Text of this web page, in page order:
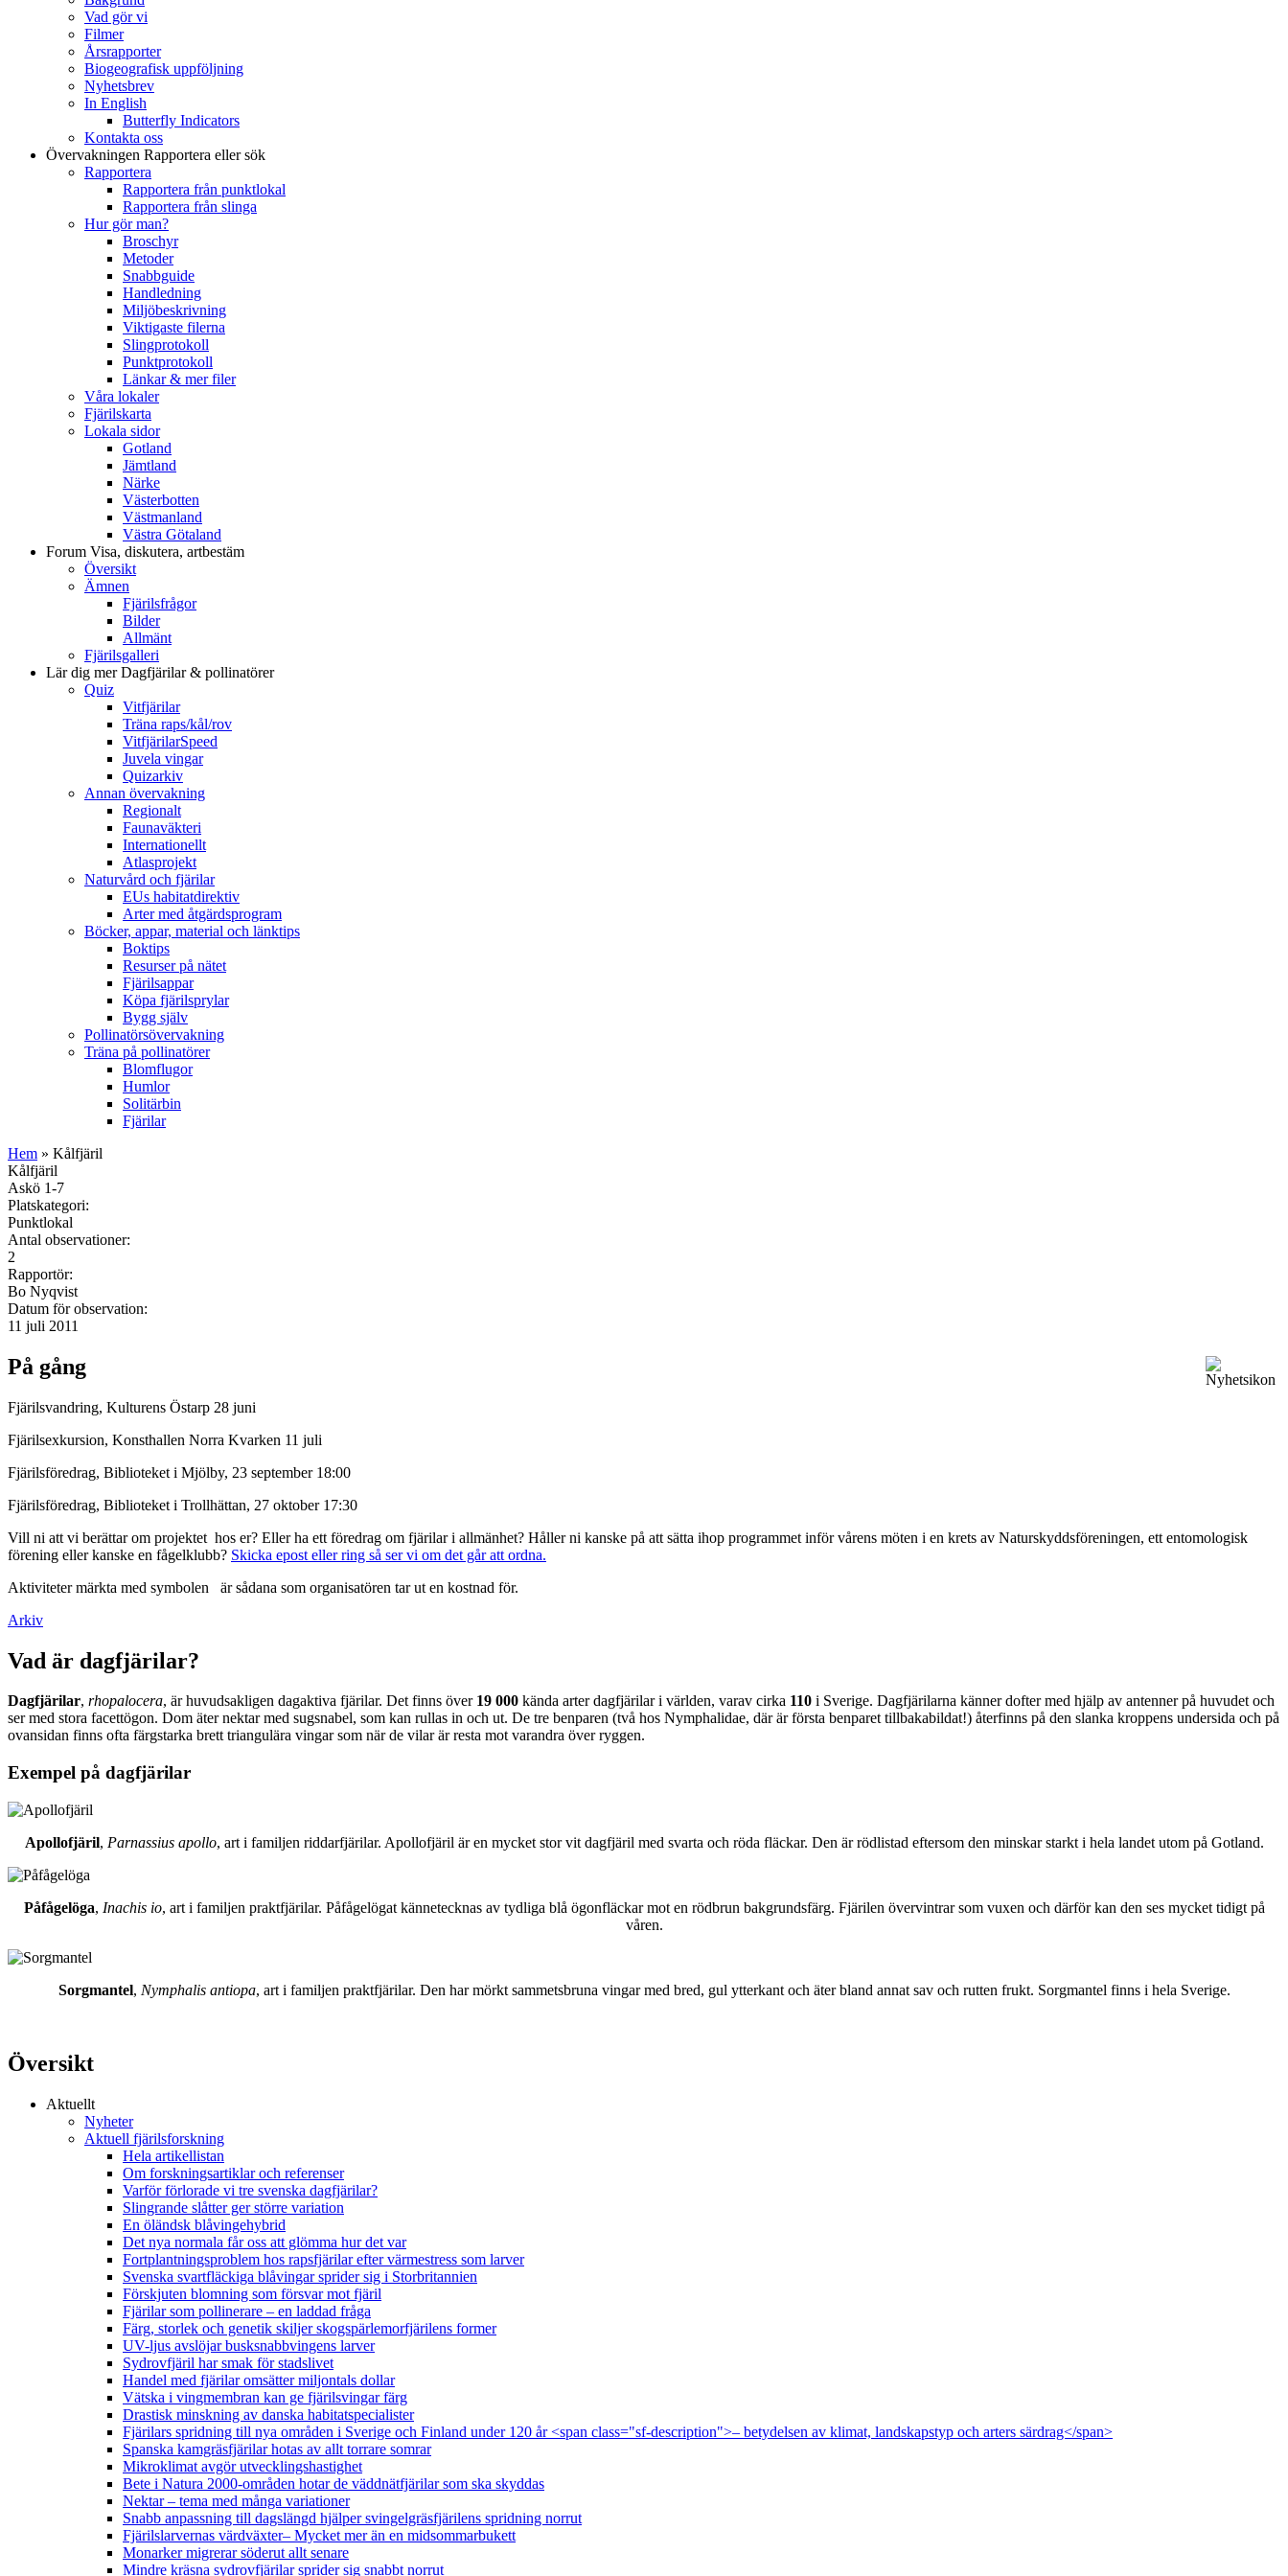
Vad gör vi
Filmer
Årsrapporter
Biogeografisk uppföljning
Nyhetsbrev
In English
Butterfly Indicators
Kontakta oss
Övervakningen Rapportera eller sök
Rapportera
Rapportera från punktlokal
Rapportera från slinga
Hur gör man?
Broschyr
Metoder
Snabbguide
Handledning
Miljöbeskrivning
Viktigaste filerna
Slingprotokoll
Punktprotokoll
Länkar & mer filer
Våra lokaler
Fjärilskarta
Lokala sidor
Gotland
Jämtland
Närke
Västerbotten
Västmanland
Västra Götaland
Forum Visa, diskutera, artbestäm
Översikt
Ämnen
Fjärilsfrågor
Bilder
Allmänt
Fjärilsgalleri
Lär dig merDagfjärilar & pollinatörer
Quiz
Vitfjärilar
Träna raps/kål/rov
VitfjärilarSpeed
Juvela vingar
Quizarkiv
Annan övervakning
Regionalt
Faunaväkteri
Internationellt
Atlasprojekt
Naturvård och fjärilar
EUs habitatdirektiv
Arter med åtgärdsprogram
Böcker, appar, material och länktips
Boktips
Resurser på nätet
Fjärilsappar
Köpa fjärilsprylar
Bygg själv
Pollinatörsövervakning
Träna på pollinatörer
Blomflugor
Humlor
Solitärbin
Fjärilar
Hem » Kålfjäril
Kålfjäril
Askö 1-7
Platskategori:
Punktlokal
Antal observationer:
2
Rapportör:
Bo Nyqvist
Datum för observation:
11 juli 2011
På gång
Fjärilsvandring, Kulturens Östarp 28 juni
Fjärilsexkursion, Konsthallen Norra Kvarken 11 juli
Fjärilsföredrag, Biblioteket i Mjölby, 23 september 18:00
Fjärilsföredrag, Biblioteket i Trollhättan, 27 oktober 17:30
Vill ni att vi berättar om projektet hos er? Eller ha ett föredrag om fjärilar i allmänhet? Håller ni kanske på att sätta ihop programmet inför vårens möten i en krets av Naturskyddsföreningen, ett entomologisk
förening eller kanske en fågelklubb? Skicka epost eller ring så ser vi om det går att ordna.
Aktiviteter märkta med symbolen
är sådana som organisatören tar ut en kostnad för.
Arkiv
Vad är dagfjärilar?
Dagfjärilar, rhopalocera, är huvudsakligen dagaktiva fjärilar. Det finns över 19 000 kända arter dagfjärilar i världen, varav cirka 110 i Sverige. Dagfjärilarna känner dofter med hjälp av antenner på huvudet och
ser med stora facettögon. Dom äter nektar med sugsnabel, som kan rullas in och ut. De tre benparen (två hos Nymphalidae, där är första benparet tillbakabildat!) återfinns på den slanka kroppens undersida och på
ovansidan finns ofta färgstarka brett triangulära vingar som när de vilar är resta mot varandra över ryggen.
Exempel på dagfjärilar
Apollofjäril, Parnassius apollo, art i familjen riddarfjärilar. Apollofjäril är en mycket stor vit dagfjäril med svarta och röda fläckar. Den är rödlistad eftersom den minskar starkt i hela landet utom på Gotland.
Påfågelöga, Inachis io, art i familjen praktfjärilar. Påfågelögat kännetecknas av tydliga blå ögonfläckar mot en rödbrun bakgrundsfärg. Fjärilen övervintrar som vuxen och därför kan den ses mycket tidigt på
våren.
Sorgmantel, Nymphalis antiopa, art i familjen praktfjärilar. Den har mörkt sammetsbruna vingar med bred, gul ytterkant och äter bland annat sav och rutten frukt. Sorgmantel finns i hela Sverige.
Översikt
Aktuellt
Nyheter
Aktuell fjärilsforskning
Hela artikellistan
Om forskningsartiklar och referenser
Varför förlorade vi tre svenska dagfjärilar?
Slingrande slåtter ger större variation
En öländsk blåvingehybrid
Det nya normala får oss att glömma hur det var
Fortplantningsproblem hos rapsfjärilar efter värmestress som larver
Svenska svartfläckiga blåvingar sprider sig i Storbritannien
Förskjuten blomning som försvar mot fjäril
Fjärilar som pollinerare – en laddad fråga
Färg, storlek och genetik skiljer skogspärlemorfjärilens former
UV-ljus avslöjar busksnabbvingens larver
Sydrovfjäril har smak för stadslivet
Handel med fjärilar omsätter miljontals dollar
Vätska i vingmembran kan ge fjärilsvingar färg
Drastisk minskning av danska habitatspecialister
Fjärilars spridning till nya områden i Sverige och Finland under 120 år <span class="sf-description">– betydelsen av klimat, landskapstyp och arters särdrag</span>
Spanska kamgräsfjärilar hotas av allt torrare somrar
Mikroklimat avgör utvecklingshastighet
Bete i Natura 2000-områden hotar de väddnätfjärilar som ska skyddas
Nektar – tema med många variationer
Snabb anpassning till dagslängd hjälper svingelgräsfjärilens spridning norrut
Fjärilslarvernas värdväxter– Mycket mer än en midsommarbukett
Monarker migrerar söderut allt senare
Mindre kräsna sydrovfjärilar sprider sig snabbt norrut